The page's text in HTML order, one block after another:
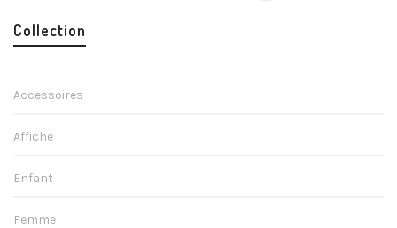
Collection
Accessoires
Affiche
Enfant
Femme